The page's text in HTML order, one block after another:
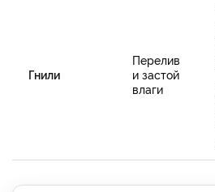
Гнили
Перелив
и застой
влаги